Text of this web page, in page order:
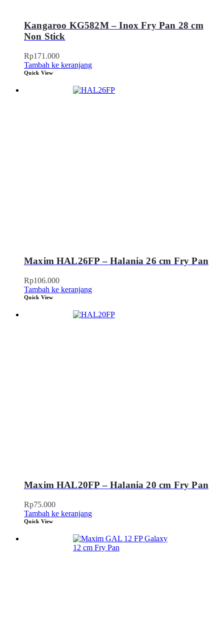
Kangaroo KG582M – Inox Fry Pan 28 cm
Non Stick
Rp171.000
Tambah ke keranjang
Quick View
Maxim HAL26FP – Halania 26 cm Fry Pan
Rp106.000
Tambah ke keranjang
Quick View
Maxim HAL20FP – Halania 20 cm Fry Pan
Rp75.000
Tambah ke keranjang
Quick View